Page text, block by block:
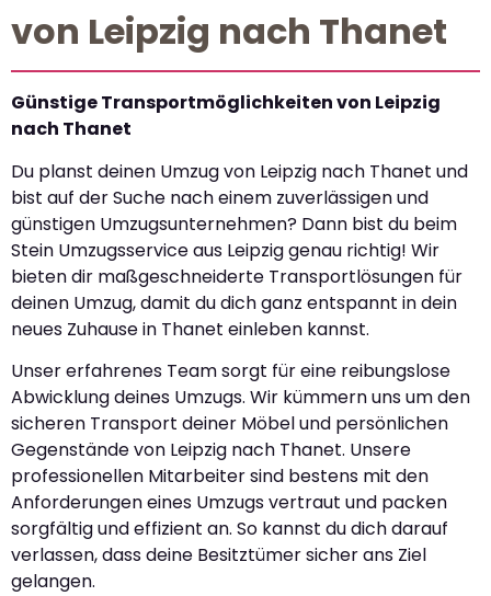
von Leipzig nach Thanet
Günstige Transportmöglichkeiten von Leipzig
nach Thanet
Du planst deinen Umzug von Leipzig nach Thanet und
bist auf der Suche nach einem zuverlässigen und
günstigen Umzugsunternehmen? Dann bist du beim
Stein Umzugsservice aus Leipzig genau richtig! Wir
bieten dir maßgeschneiderte Transportlösungen für
deinen Umzug, damit du dich ganz entspannt in dein
neues Zuhause in Thanet einleben kannst.
Unser erfahrenes Team sorgt für eine reibungslose
Abwicklung deines Umzugs. Wir kümmern uns um den
sicheren Transport deiner Möbel und persönlichen
Gegenstände von Leipzig nach Thanet. Unsere
professionellen Mitarbeiter sind bestens mit den
Anforderungen eines Umzugs vertraut und packen
sorgfältig und effizient an. So kannst du dich darauf
verlassen, dass deine Besitztümer sicher ans Ziel
gelangen.